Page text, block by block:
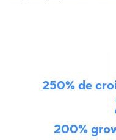
250% de
200%